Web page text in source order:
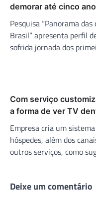
demorar até cinco
Pesquisa “Panorama
Brasil” apresenta perfil
sofrida jornada dos
Com serviço
a forma de ver TV
Empresa cria um
hóspedes, além dos
outros serviços, como
Deixe um comentário